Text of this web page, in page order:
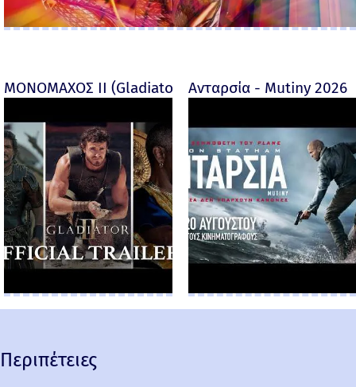
ΜΟΝΟΜΑΧΟΣ ΙΙ (Gladiator II) -Ανταρσία - Mutiny 2026
Περιπέτειες